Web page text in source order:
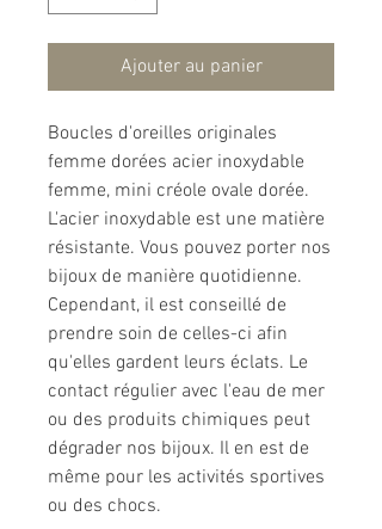
Ajouter au panier
Boucles d'oreilles originales
femme dorées acier inoxydable
femme, mini créole ovale dorée.
L'acier inoxydable est une matière
résistante. Vous pouvez porter nos
bijoux de manière quotidienne.
Cependant, il est conseillé de
prendre soin de celles-ci afin
qu'elles gardent leurs éclats. Le
contact régulier avec l'eau de mer
ou des produits chimiques peut
dégrader nos bijoux. Il en est de
même pour les activités sportives
ou des chocs.